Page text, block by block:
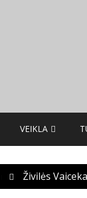
VEIKLA
Živilės